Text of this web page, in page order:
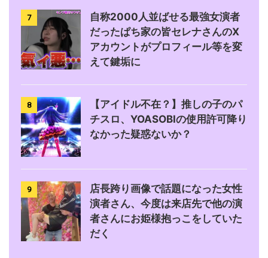
7
自称2000人並ばせる最強女演者
だったぱち家の皆セレナさんのX
アカウントがプロフィール等を変
えて鍵垢に
8
【アイドル不在？】推しの子のパ
チスロ、YOASOBIの使用許可降り
なかった疑惑ないか？
9
店長跨り画像で話題になった女性
演者さん、今度は来店先で他の演
者さんにお姫様抱っこをしていた
だく